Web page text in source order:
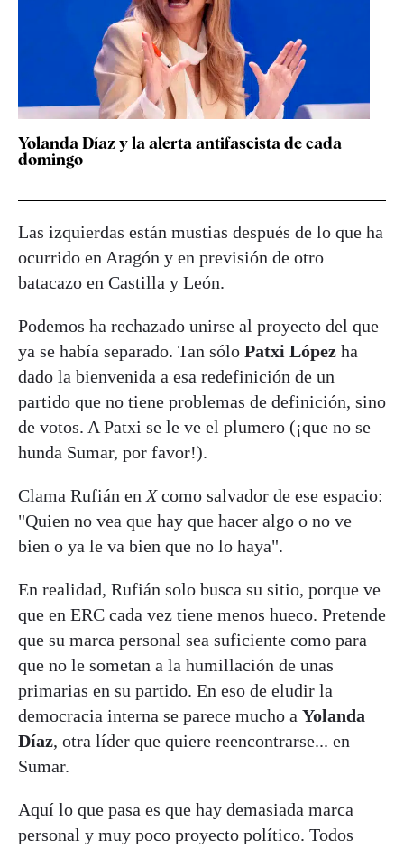
Yolanda Díaz y la alerta antifascista de cada
domingo
Las izquierdas están mustias después de lo que ha
ocurrido en Aragón y en previsión de otro
batacazo en Castilla y León.
Podemos ha rechazado unirse al proyecto del que
ya se había separado. Tan sólo Patxi López ha
dado la bienvenida a esa redefinición de un
partido que no tiene problemas de definición, sino
de votos. A Patxi se le ve el plumero (¡que no se
hunda Sumar, por favor!).
Clama Rufián en Xcomo salvador de ese espacio:
"Quien no vea que hay que hacer algo o no ve
bien o ya le va bien que no lo haya".
En realidad, Rufián solo busca su sitio, porque ve
que en ERC cada vez tiene menos hueco. Pretende
que su marca personal sea suficiente como para
que no le sometan a la humillación de unas
primarias en su partido. En eso de eludir la
democracia interna se parece mucho a Yolanda
Díaz, otra líder que quiere reencontrarse... en
Sumar.
Aquí lo que pasa es que hay demasiada marca
personal y muy poco proyecto político. Todos